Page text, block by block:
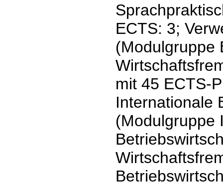
ECTS: 3;
(Modulgruppe
mit 45 ECTS-
Internationale
(Modulgruppe